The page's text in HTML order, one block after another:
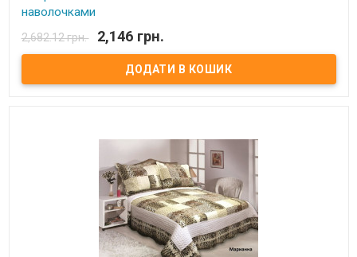
наволочками
В наявності
Покрывало Marca Marco Milano с наволочками Размер: 240х260
см Состав: 100% микрофибра Наволочки: 50x70 см - 2 шт.
Наполнитель: синтепон Производитель: Marca Marco Milano
2,682.12 грн. 2,146 грн.